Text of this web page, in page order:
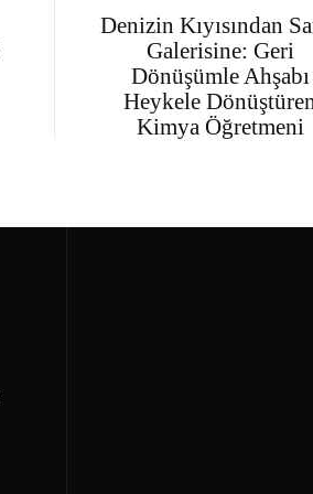
Denizin Kıyısından
Galerisine: Geri
Dönüşümle Ahşabı
Heykele Dönüştüren
Kimya Öğretmeni